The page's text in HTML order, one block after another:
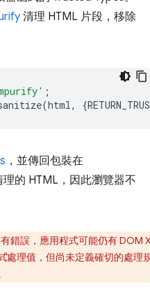
清理 HTML 片段，移除
;
(html , {
，並傳回包裝在
的 HTML，因此瀏覽器不
錯誤，應用程式可能仍有 DOM
處理值，但尚未定義確切的處理